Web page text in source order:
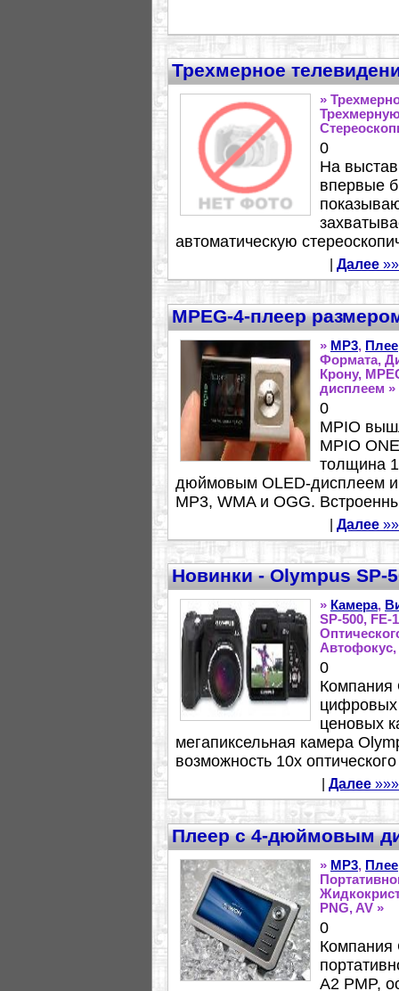
Трехмерное
»
0
На
впервые
автоматическую
Далее
MPEG-4-плеер
» MP3,
Формата,
Крону,
дисплеем »
0
MPIO
MPIO
толщина
дюймовым OLED-дисплеем
MP3, WMA и OGG.
Далее
Новинки - Olympus SP-
» Камера,
SP-500, FE-
Автофокус,
0
Компания
цифровых
ценовых
мегапиксельная камера
возможность 10х
Далее »»»
Плеер с 4-дюймовым
» MP3,
PNG, AV »
0
Компания
A2 PMP,